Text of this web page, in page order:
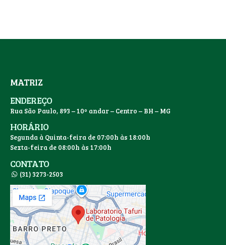
MATRIZ
ENDEREÇO
Rua São Paulo, 893 – 10º andar – Centro – BH – MG
HORÁRIO
Segunda à Quinta-feira de 07:00h às 18:00h
Sexta-feira de 08:00h às 17:00h
CONTATO
(31) 3273-2503